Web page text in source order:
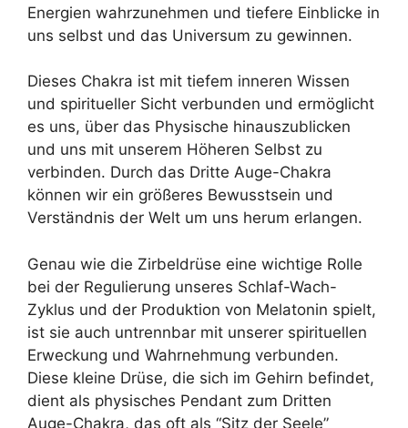
Energien wahrzunehmen und tiefere Einblicke in
uns selbst und das Universum zu gewinnen.
Dieses Chakra ist mit tiefem inneren Wissen
und spiritueller Sicht verbunden und ermöglicht
es uns, über das Physische hinauszublicken
und uns mit unserem Höheren Selbst zu
verbinden. Durch das Dritte Auge-Chakra
können wir ein größeres Bewusstsein und
Verständnis der Welt um uns herum erlangen.
Genau wie die Zirbeldrüse eine wichtige Rolle
bei der Regulierung unseres Schlaf-Wach-
Zyklus und der Produktion von Melatonin spielt,
ist sie auch untrennbar mit unserer spirituellen
Erweckung und Wahrnehmung verbunden.
Diese kleine Drüse, die sich im Gehirn befindet,
dient als physisches Pendant zum Dritten
Auge-Chakra, das oft als “Sitz der Seele”